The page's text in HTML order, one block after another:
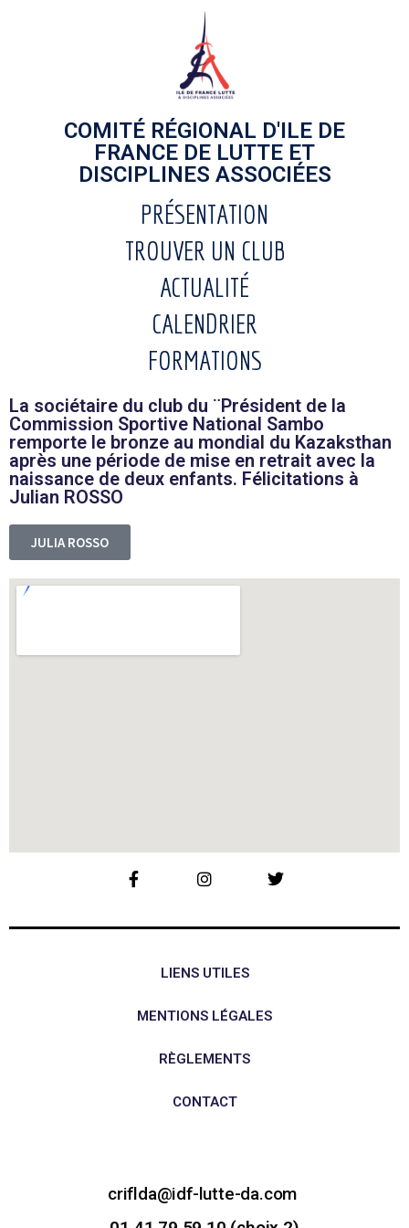
COMITÉ RÉGIONAL D'ILE DE
FRANCE DE LUTTE ET
DISCIPLINES ASSOCIÉES
PRÉSENTATION
TROUVER UN CLUB
ACTUALITÉ
CALENDRIER
FORMATIONS
La sociétaire du club du ¨Président de la
Commission Sportive National Sambo
remporte le bronze au mondial du Kazaksthan
après une période de mise en retrait avec la
naissance de deux enfants. Félicitations à
Julian ROSSO
JULIA ROSSO
LIENS UTILES
MENTIONS LÉGALES
RÈGLEMENTS
CONTACT
criflda@idf-lutte-da.com